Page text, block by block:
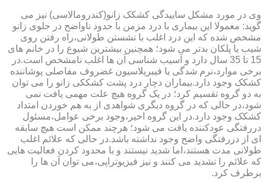
وی در مورد مشکل ساییدگی کشکک زانو(کندرومالاسی) نیز می
گوید: معمولا این بیماری با درد مزمن با حدود ناواضح در جلوی زانو
مشخص شده که این درد اغلب با نشستن طولانی،راه رفتن روی
شیب یا پلکان بدتر می شود؛ همچنین بیشترین شیوع را در خانم های
15 تا 35 سال دارد و آسیب شناسی آن ها اغلب نامشخص است.در
برخی موارد،نرم شدگی یا فیبریلاسیون غضروف مفاصلی پوشاننده
کشکک وجود دارد.بیماران دچار درد پشت کشککی زانو را می توان
به دو گروه تقسیم کرد؛ در یک گروه هیچ علت مهمی یافت نمی
شود،در حالی که در گروه دیگری شواهدی از به هم خوردن امتداد
کشکک وجود دارد.در این گروه اخیر،وجود برخی عوامل،مسئول
دررفتگی عودکننده یافت می شود؛ هرچند ممکن است هیچ سابقه
ای از دررفتگی واضح وجود نداشته باشد.در حالی که علائم اغلب
طولانی مدت هستند،اما شدید نیستند و با محدود کردن فعالیت هایی
که علائم را تشدید می کنند و نیز فیزیوتراپی،می توان آن ها را
برطرف کرد.